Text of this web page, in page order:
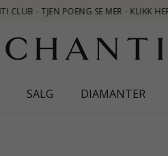
SALG DIAMANTER